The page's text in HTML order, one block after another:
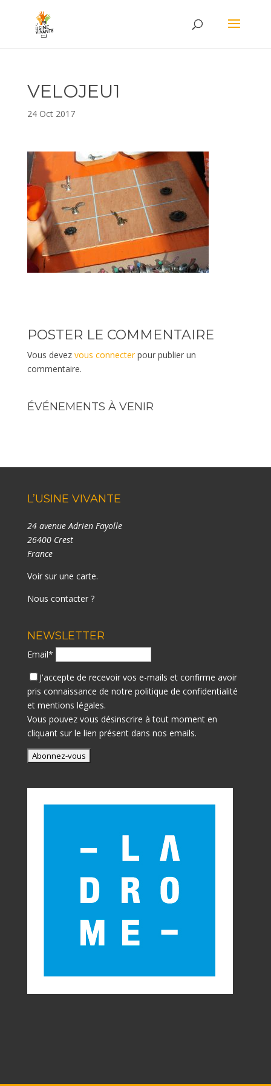
VELOJEU1
24 Oct 2017
POSTER LE COMMENTAIRE
Vous devez vous connecterpour publier un
commentaire.
ÉVÉNEMENTS À VENIR
L’USINE VIVANTE
24 avenue Adrien Fayolle
26400 Crest
France
Voir sur une carte.
Nous contacter ?
NEWSLETTER
Email*
J'accepte de recevoir vos e-mails et confirme avoir
pris connaissance de notre politique de confidentialité
et mentions légales.
Vous pouvez vous désinscrire à tout moment en
cliquant sur le lien présent dans nos emails.